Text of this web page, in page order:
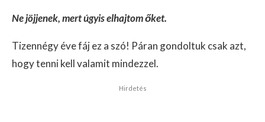
Ne jöjjenek, mert úgyis elhajtom őket.
Tizennégy éve fáj ez a szó! Páran gondoltuk csak azt,
hogy tenni kell valamit mindezzel.
Hirdetés